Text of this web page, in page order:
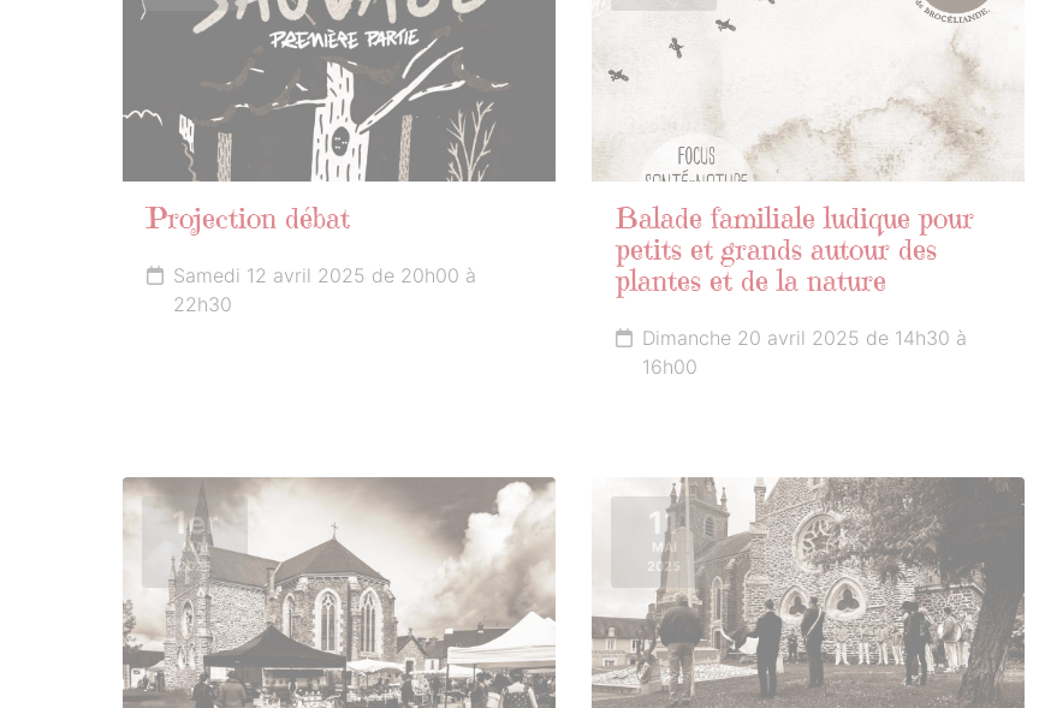
Projection débat
Samedi 12 avril 2025 de 20h00 à
22h30
Balade familiale ludique pour
petits et grands autour des
plantes et de la nature
Dimanche 20 avril 2025 de 14h30 à
16h00
1er
MAI
2025
11
MAI
2025